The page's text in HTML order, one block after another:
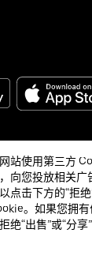
Inc.
务
站使用第三方
向您投放相关广
点击下方的“拒
。如果您拥
绝“出售”或“分享